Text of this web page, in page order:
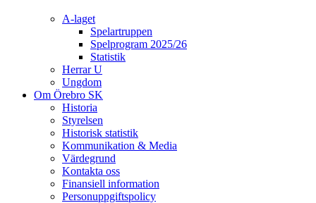
A-laget
Spelartruppen
Spelprogram 2025/26
Statistik
Herrar U
Ungdom
Om Örebro SK
Historia
Styrelsen
Historisk statistik
Kommunikation & Media
Värdegrund
Kontakta oss
Finansiell information
Personuppgiftspolicy